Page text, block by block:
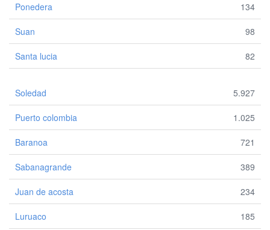
Ponedera 134
Suan 98
Santa lucia 82
Soledad 5.927
Puerto colombia 1.025
Baranoa 721
Sabanagrande 389
Juan de acosta 234
Luruaco 185